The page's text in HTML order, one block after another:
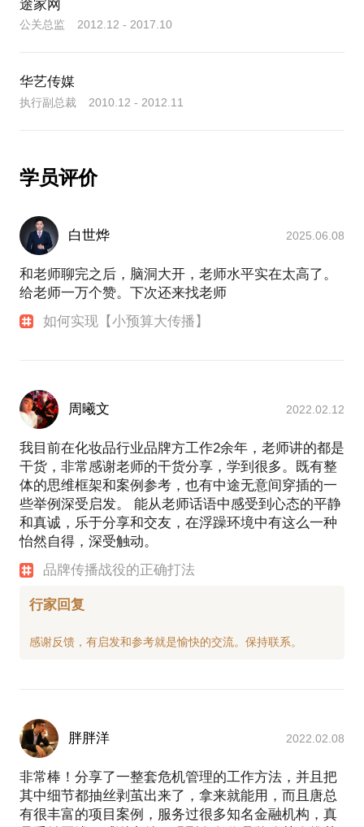
途家网
公关总监 2012.12 - 2017.10
华艺传媒
执行副总裁 2010.12 - 2012.11
学员评价
白世烨 2025.06.08
和老师聊完之后，脑洞大开，老师水平实在太高了。
给老师一万个赞。下次还来找老师
如何实现【小预算大传播】
周曦文 2022.02.12
我目前在化妆品行业品牌方工作2余年，老师讲的都是
干货，非常感谢老师的干货分享，学到很多。既有整
体的思维框架和案例参考，也有中途无意间穿插的一
些举例深受启发。 能从老师话语中感受到心态的平静
和真诚，乐于分享和交友，在浮躁环境中有这么一种
怡然自得，深受触动。
品牌传播战役的正确打法
行家回复
胖胖洋 2022.02.08
非常棒！分享了一整套危机管理的工作方法，并且把
其中细节都抽丝剥茧出来了，拿来就能用，而且唐总
有很丰富的项目案例，服务过很多知名金融机构，真